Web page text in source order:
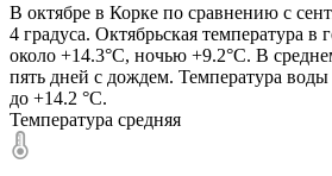
В октябре в Корке по сравнению с
4 градуса. Октябрьская температура в
около +14.3°C, ночью +9.2°C. В
пять дней с дождем. Температура
до +14.2 °C.
Температура средняя